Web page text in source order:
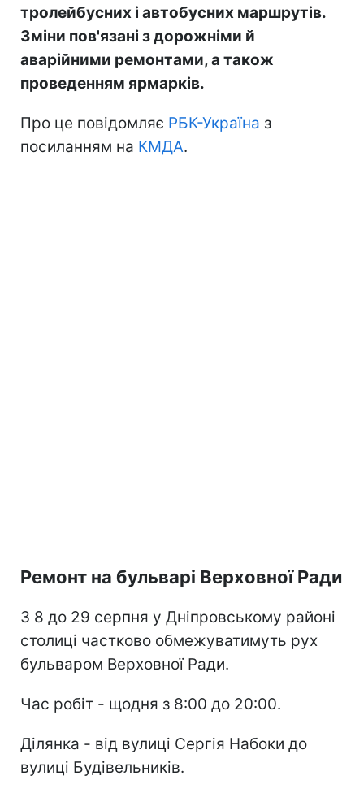
тролейбусних і автобусних маршрутів.
Зміни пов'язані з дорожніми й
аварійними ремонтами, а також
проведенням ярмарків.
Про це повідомляє РБК-Україна з
посиланням на КМДА.
Ремонт на бульварі Верховної Ради
З 8 до 29 серпня у Дніпровському районі
столиці частково обмежуватимуть рух
бульваром Верховної Ради.
Час робіт - щодня з 8:00 до 20:00.
Ділянка - від вулиці Сергія Набоки до
вулиці Будівельників.